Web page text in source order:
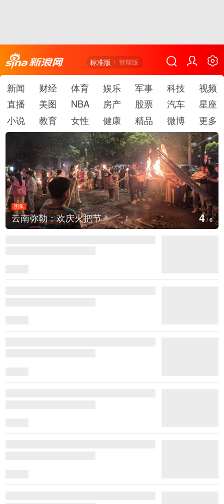
标准版 智能版
新闻 财经 体育 娱乐 军事 科技
视频
直播
美图 NBA 房产 股票 汽车
星座
小说
教育 女性 健康 精品 微博 更多
图集
江西铅山：千灯点亮葛仙村 5/6